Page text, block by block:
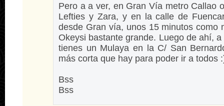
Pero a a ver, en Gran Vía metro Callao
Lefties y Zara, y en la calle de
desde Gran vía, unos 15 minutos como
Okeysi bastante grande. Luego de ahí,
tienes un Mulaya en la C/ San
más corta que hay para poder ir a todos
Bss
Bss